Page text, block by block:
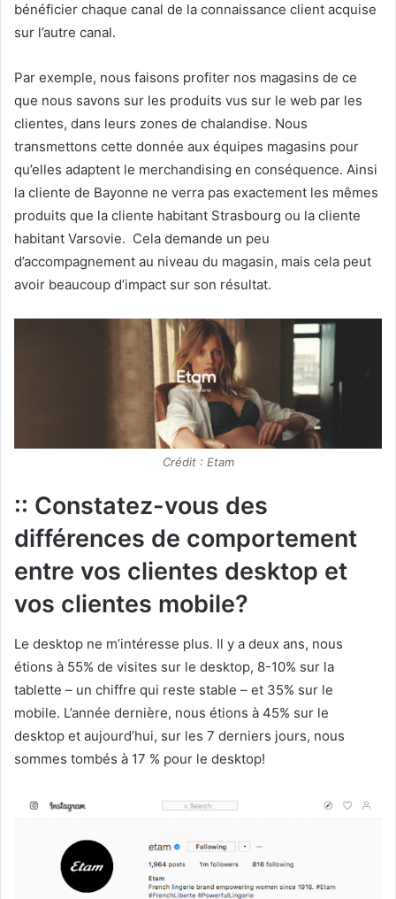
bénéficier chaque canal de la connaissance client acquise
sur l’autre canal.
Par exemple, nous faisons profiter nos magasins de ce
que nous savons sur les produits vus sur le web par les
clientes, dans leurs zones de chalandise. Nous
transmettons cette donnée aux équipes magasins pour
qu’elles adaptent le merchandising en conséquence. Ainsi
la cliente de Bayonne ne verra pas exactement les mêmes
produits que la cliente habitant Strasbourg ou la cliente
habitant Varsovie. Cela demande un peu
d’accompagnement au niveau du magasin, mais cela peut
avoir beaucoup d’impact sur son résultat.
Crédit : Etam
:: Constatez-vous des
différences de comportement
entre vos clientes desktop et
vos clientes mobile?
Le desktop ne m’intéresse plus. Il y a deux ans, nous
étions à 55% de visites sur le desktop, 8-10% sur la
tablette – un chiffre qui reste stable – et 35% sur le
mobile. L’année dernière, nous étions à 45% sur le
desktop et aujourd’hui, sur les 7 derniers jours, nous
sommes tombés à 17 % pour le desktop!